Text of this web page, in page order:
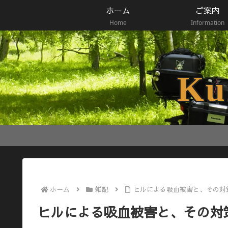
ホーム
Home
ご案内
Information
ホーム 雑記 ヒルによる吸血被害と、その対
ヒルによる吸血被害と、その対